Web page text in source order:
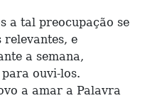
a tal preocupação se
relevantes, e
a semana,
ouvi-los.
a amar a Palavra